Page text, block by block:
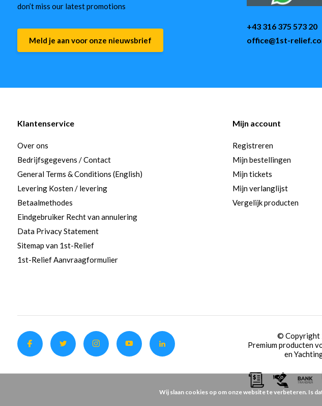
don’t miss our latest promotions
Meld je aan voor onze nieuwsbrief
+43 316 375 573 20
office@1st-
Klantenservice
Over ons
Bedrijfsgegevens / Contact
General Terms & Conditions (English)
Levering Kosten / levering
Betaalmethodes
Eindgebruiker Recht van annulering
Data Privacy Statement
Sitemap van 1st-Relief
1st-Relief Aanvraagformulier
Mijn account
Registreren
Mijn bestellingen
Mijn tickets
Mijn verlanglijst
Vergelijk producten
© Copyright
Premium producten
en
Wij slaan cookies op om onze website te verbeteren. Is